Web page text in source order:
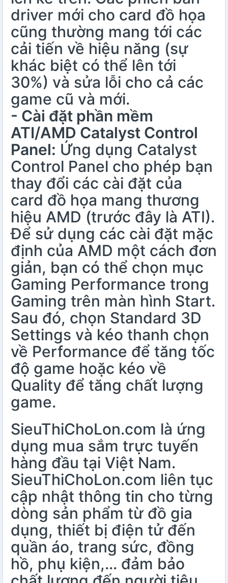
driver mới cho card đồ họa
cũng thường mang tới các
cải tiến về hiệu năng (sự
khác biệt có thể lên tới
30%) và sửa lỗi cho cả các
game cũ và mới.
- Cài đặt phần mềm
ATI/AMD Catalyst Control
Panel: Ứng dụng Catalyst
Control Panel cho phép bạn
thay đổi các cài đặt của
card đồ họa mang thương
hiệu AMD (trước đây là ATI).
Để sử dụng các cài đặt mặc
định của AMD một cách đơn
giản, bạn có thể chọn mục
Gaming Performance trong
Gaming trên màn hình Start.
Sau đó, chọn Standard 3D
Settings và kéo thanh chọn
về Performance để tăng tốc
độ game hoặc kéo về
Quality để tăng chất lượng
game.
SieuThiChoLon.com là ứng
dụng mua sắm trực tuyến
hàng đầu tại Việt Nam.
SieuThiChoLon.com liên tục
cập nhật thông tin cho từng
dòng sản phẩm từ đồ gia
dụng, thiết bị điện tử đến
quần áo, trang sức, đồng
hồ, phụ kiện,… đảm bảo